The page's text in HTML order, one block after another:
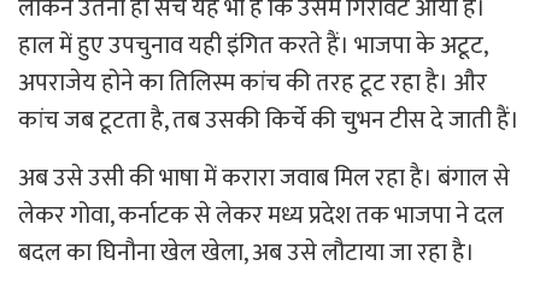
लेकिन उतना ही सच यह भी है कि उसमें गिरावट आयी है।
हाल में हुए उपचुनाव यही इंगित करते हैं। भाजपा के अटूट,
अपराजेय होने का तिलिस्म कांच की तरह टूट रहा है। और
कांच जब टूटता है, तब उसकी किर्चे की चुभन टीस दे जाती हैं।
अब उसे उसी की भाषा में करारा जवाब मिल रहा है। बंगाल से
लेकर गोवा, कर्नाटक से लेकर मध्य प्रदेश तक भाजपा ने दल
बदल का घिनौना खेल खेला, अब उसे लौटाया जा रहा है।